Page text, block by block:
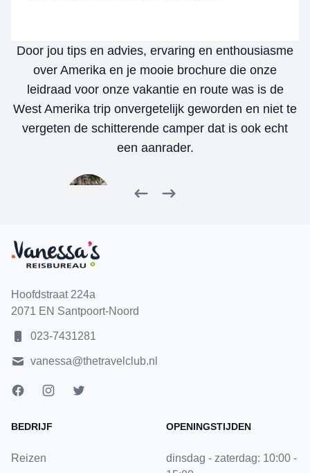
Door jou tips en advies, ervaring en enthousiasme
over Amerika en je mooie brochure die onze
leidraad voor onze vakantie en route was is de
West Amerika trip onvergetelijk geworden en niet te
vergeten de schitterende camper dat is ook echt
een aanrader.
Fam. Klepper
Hoofdstraat 224a
2071 EN Santpoort-Noord
023-7431281
vanessa@thetravelclub.nl
BEDRIJF
Reizen
OPENINGSTIJDEN
dinsdag - zaterdag: 10:00 -